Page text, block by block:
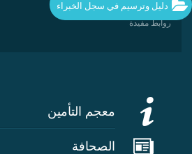
معجم التأمين
روابط مفيدة
معجم التأمين
الصحافة
دليل وترسيم في سجل الخبراء